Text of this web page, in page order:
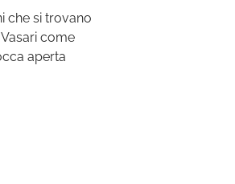
che si trovano
come
aperta